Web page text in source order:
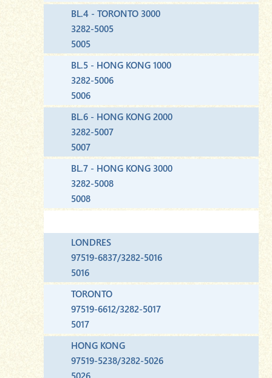
BL.4 - TORONTO 3000
3282-5005
5005
BL.5 - HONG KONG 1000
3282-5006
5006
BL.6 - HONG KONG 2000
3282-5007
5007
BL.7 - HONG KONG 3000
3282-5008
5008
LONDRES
97519-6837/3282-5016
5016
TORONTO
97519-6612/3282-5017
5017
HONG KONG
97519-5238/3282-5026
5026